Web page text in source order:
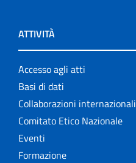
ATTIVITÀ
Accesso agli atti
Basi di dati
Collaborazioni internazionali
Comitato Etico Nazionale
Eventi
Formazione